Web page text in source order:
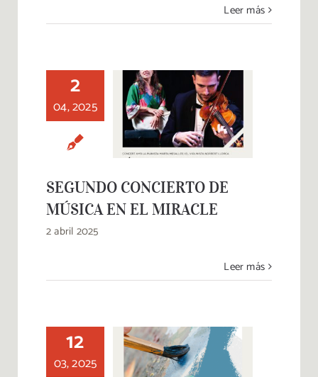
Leer más
2
04, 2025
SEGUNDO
CONCIERTO DE
MÚSICA EN EL
MIRACLE
SEGUNDO CONCIERTO DE
MÚSICA EN EL MIRACLE
2 abril 2025
Leer más
12
03, 2025
4º CONCURSO DE
PINTURA RÁPIDA